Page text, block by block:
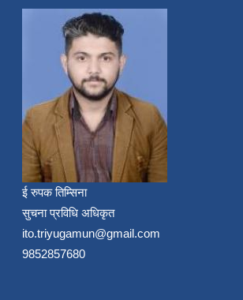
ई रुपक तिम्सिना
सुचना प्रविधि अधिकृत
ito.triyugamun@gmail.com
9852857680